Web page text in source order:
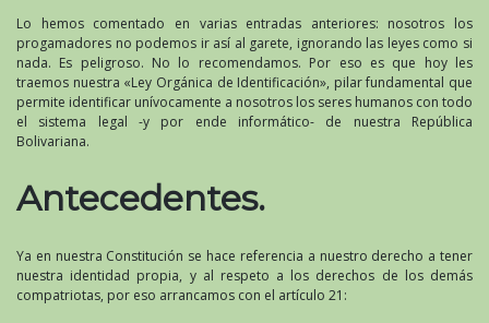
Lo hemos comentado en varias entradas anteriores: nosotros los
progamadores no podemos ir así al garete, ignorando las leyes como si
nada. Es peligroso. No lo recomendamos. Por eso es que hoy les
traemos nuestra «Ley Orgánica de Identificación», pilar fundamental que
permite identificar unívocamente a nosotros los seres humanos con todo
el sistema legal -y por ende informático- de nuestra República
Bolivariana.
Antecedentes.
Ya en nuestra Constitución se hace referencia a nuestro derecho a tener
nuestra identidad propia, y al respeto a los derechos de los demás
compatriotas, por eso arrancamos con el artículo 21: